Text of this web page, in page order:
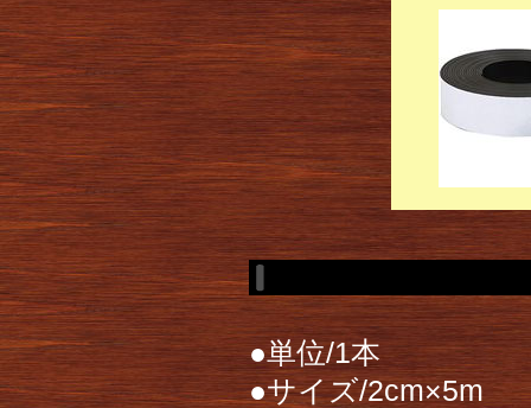
●単位/1本
●サイズ/2cm×5m